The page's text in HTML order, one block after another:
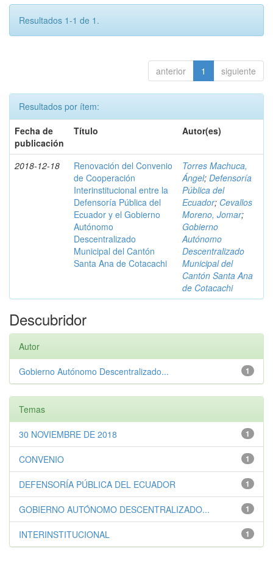
Resultados 1-1 de 1.
anterior 1 siguiente
Resultados por ítem:
Fecha de
publicación
Título Autor(es)
2018-12-18
Renovación del Convenio
de Cooperación
Interinstitucional entre la
Defensoría Pública del
Ecuador y el Gobierno
Autónomo
Descentralizado
Municipal del Cantón
Santa Ana de Cotacachi
Torres Machuca,
Ángel; Defensoría
Pública del
Ecuador; Cevallos
Moreno, Jomar;
Gobierno
Autónomo
Descentralizado
Municipal del
Cantón Santa Ana
de Cotacachi
Descubridor
Autor
1
Gobierno Autónomo Descentralizado...
Temas
1
30 NOVIEMBRE DE 2018
1
CONVENIO
1
DEFENSORÍA PÚBLICA DEL ECUADOR
1
GOBIERNO AUTÓNOMO DESCENTRALIZADO...
1
INTERINSTITUCIONAL